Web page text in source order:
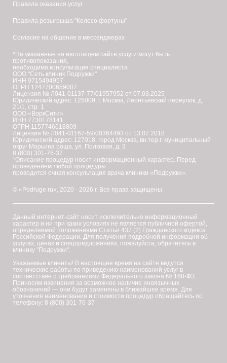
Правила оказания услуг
Правила розыгрыша "Колесо фортуны"
Согласие на общение в мессенджерах
*На указанные на настоящем сайте услуги могут быть
противопоказания,
необходима консультация специалиста
ООО "Сеть клиник Подружки"
ИНН 9715494957
ОГРН 1247700659007
Лицензия № Л041-01137-77/01957952 от 07.03.2025
Юридический адрес: 125009, г. Москва, Леонтьевский переулок, д.
21/1, стр. 1
ООО «ВоркСити»
ИНН 7730178141
ОГРН 1157746618809
Лицензия № Л041-01167-59/00364493 от 13.07.2018
Юридический адрес: 127018, город Москва, вн.тер.г. муниципальный
округ Марьина роща, ул. Полковая, д. 3
8 (800) 301-76-37
*Описание процедур носит информационный характер. Перед
проведением любой процедуры
проводится очная консультация врача клиники «Подружки».
© «Podruge.ru», 2020 - 2026 г. Все права защищены.
Данный интернет-сайт носит исключительно информационный
характер и ни при каких условиях не является публичной офертой,
определяемой положениями Статьи 437 (2) Гражданского кодекса
Российской Федерации. Для получения подробной информации об
услугах, ценах и спецпредложениях, пожалуйста, обратитесь в
клинику "Подружки".
Уважаемые клиенты! В настоящее время на сайте ведутся
технические работы по приведению наименований услуг в
соответствие с требованиями Федерального закона № 168-ФЗ.
Приносим извинения за возможное наличие иноязычных
обозначений — они будут заменены в ближайшее время. Для
уточнения наименования и стоимости процедур обращайтесь по
телефону: 8 (800) 301-76-37